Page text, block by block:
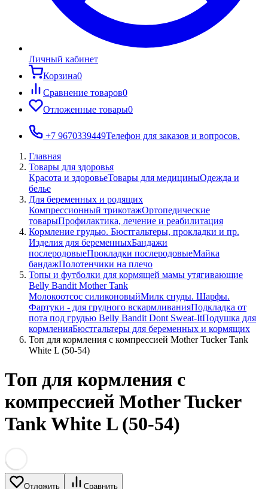
Личный кабинет
Корзина0
Сравнение товаров0
Отложенные товары0
+7 9670339449Телефон для заказов и вопросов.
Главная
Товары для здоровья
Красота и здоровьеТовары для медициныОдежда и
белье
Для беременных и родящих
Компрессионный трикотажОртопедические
товарыПрофилактика, лечение и реабилитация
Кормление грудью. Бюстгальтеры, прокладки и пр.
Изделия для беременныхБандажи
послеродовыеПрокладки послеродовыеМайка
бандажПолотенчики на плечо
Топы и футболки для кормящей мамы утягивающие
Belly Bandit Mother Tank
Молокоотсос силиконовыйМилк снуды. Шарфы.
Фартуки - для грудного вскармливанияПодкладка от
пота под грудью Belly Bandit Dont Sweat-ItПодушка для
кормленияБюстгальтеры для беременных и кормящих
Топ для кормления с компрессией Mother Tucker Tank
White L (50-54)
Топ для кормления с
компрессией Mother Tucker
Tank White L (50-54)
Отложить Сравнить